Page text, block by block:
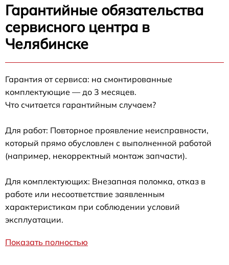
Гарантийные обязательства
сервисного центра в
Челябинске
Гарантия от сервиса: на смонтированные
комплектующие — до 3 месяцев.
Что считается гарантийным случаем?
Для работ: Повторное проявление неисправности,
который прямо обусловлен с выполненной работой
(например, некорректный монтаж запчасти).
Для комплектующих: Внезапная поломка, отказ в
работе или несоответствие заявленным
характеристикам при соблюдении условий
эксплуатации.
Показать полностью